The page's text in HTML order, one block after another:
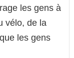
les gens à
vélo, de la
les gens